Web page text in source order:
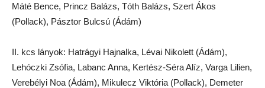
Máté Bence, Princz Balázs, Tóth Balázs, Szert Ákos
(Pollack), Pásztor Bulcsú (Ádám)
II. kcs lányok: Hatrágyi Hajnalka, Lévai Nikolett (Ádám),
Lehóczki Zsófia, Labanc Anna, Kertész-Séra Alíz, Varga Lilien,
Verebélyi Noa (Ádám), Mikulecz Viktória (Pollack), Demeter